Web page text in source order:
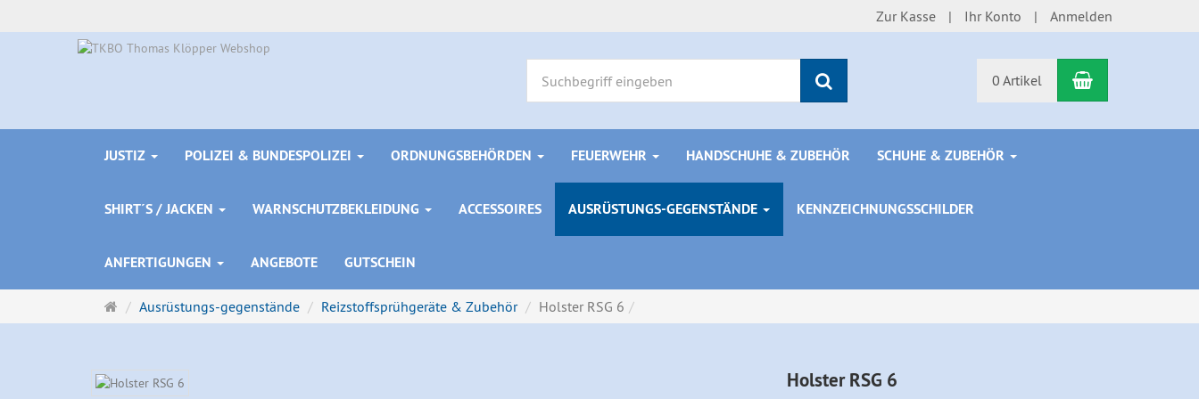
Zur Kasse Ihr Konto Anmelden
0 Artikel Warenkorb
JUSTIZ POLIZEI & BUNDESPOLIZEI ORDNUNGSBEHÖRDEN FEUERWEHR HANDSCHUHE & ZUBEHÖR SCHUHE & ZUBEHÖR
SHIRT´S / JACKEN WARNSCHUTZBEKLEIDUNG ACCESSOIRES AUSRÜSTUNGS-GEGENSTÄNDE KENNZEICHNUNGSSCHILDER
ANFERTIGUNGEN ANGEBOTE GUTSCHEIN
Startseite
Ausrüstungs-gegenstände Reizstoffsprühgeräte & Zubehör Holster RSG 6
Holster RSG 6